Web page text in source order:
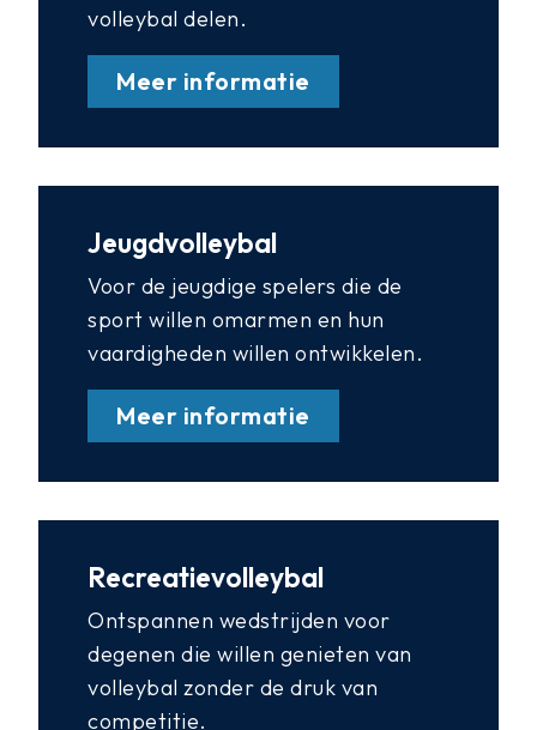
volleybal delen.
Meer informatie
Jeugdvolleybal
Voor de jeugdige spelers die de
sport willen omarmen en hun
vaardigheden willen ontwikkelen.
Meer informatie
Recreatievolleybal
Ontspannen wedstrijden voor
degenen die willen genieten van
volleybal zonder de druk van
competitie.